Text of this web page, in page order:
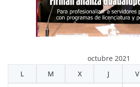
octubre 2021
L
M X J V